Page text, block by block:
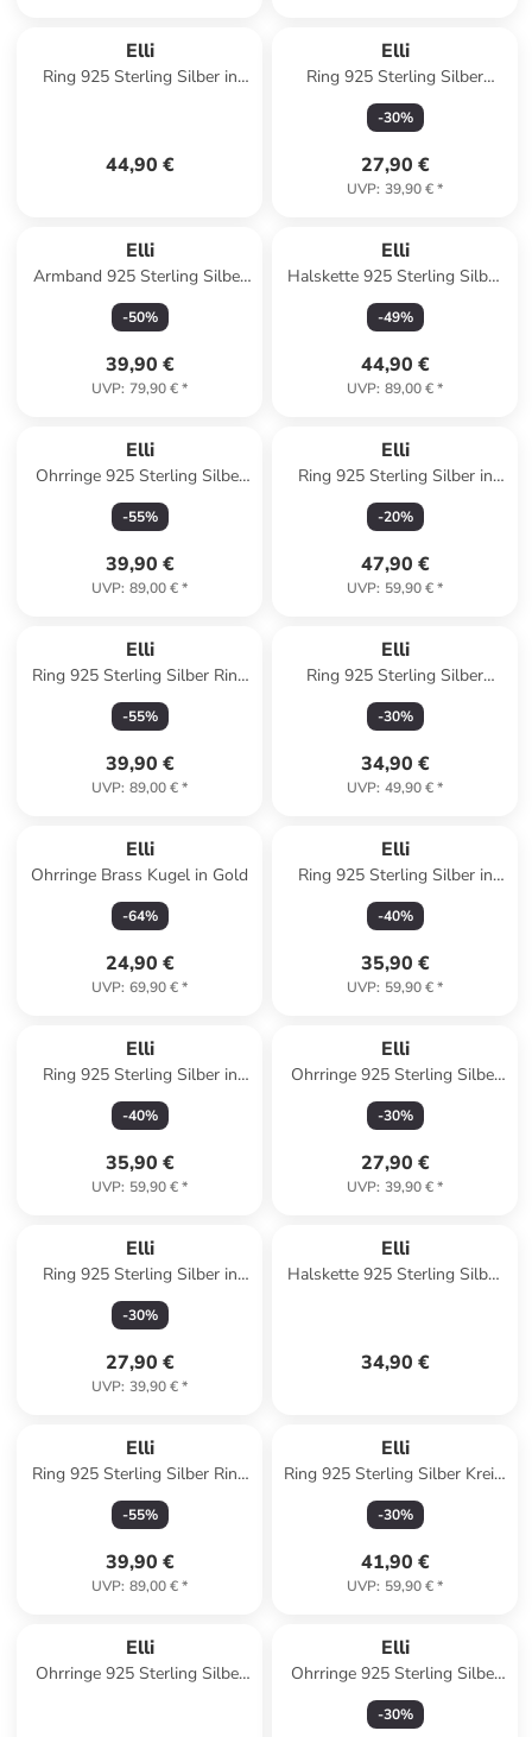
Elli
Ring 925 Sterling Silber in
44,90 €
Elli
Ring 925 Sterling Silber
Astro, Halbmond in Silber
-30%
27,90 €
UVP: 39,90 €*
Elli
Armband 925 Sterling Silber
in Gold
-50%
39,90 €
UVP: 79,90 €*
Elli
Halskette 925 Sterling Silber
in Weiß
-49%
44,90 €
UVP: 89,00 €*
Elli
Ohrringe 925 Sterling Silber
Geo in Gold
-55%
39,90 €
UVP: 89,00 €*
Elli
Ring 925 Sterling Silber in
Silber
-20%
47,90 €
UVP: 59,90 €*
Elli
Ring 925 Sterling Silber Ring
Set in Rosegold
-55%
39,90 €
UVP: 89,00 €*
Elli
Ring 925 Sterling Silber
Ornament in Grau
-30%
34,90 €
UVP: 49,90 €*
Elli
Ohrringe Brass Kugel in Gold
-64%
24,90 €
UVP: 69,90 €*
Elli
Ring 925 Sterling Silber in
Silber
-40%
35,90 €
UVP: 59,90 €*
Elli
Ring 925 Sterling Silber in
Gold
-40%
35,90 €
UVP: 59,90 €*
Elli
Ohrringe 925 Sterling Silber
Herz in Gold
-30%
27,90 €
UVP: 39,90 €*
Elli
Ring 925 Sterling Silber in
Rosa
-30%
27,90 €
UVP: 39,90 €*
Elli
Halskette 925 Sterling Silber
34,90 €
Elli
Ring 925 Sterling Silber Ring
Set in Silber
-55%
39,90 €
UVP: 89,00 €*
Elli
Ring 925 Sterling Silber Kreis,
Ring Set in Gold
-30%
41,90 €
UVP: 59,90 €*
Elli
Ohrringe 925 Sterling Silber
Elli
Ohrringe 925 Sterling Silber
in Zweifarbig
-30%